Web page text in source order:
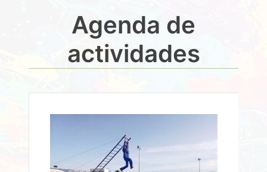
Agenda de
actividades